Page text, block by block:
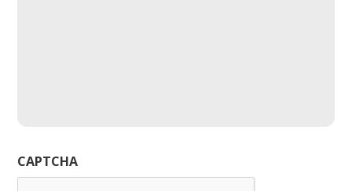
CAPTCHA